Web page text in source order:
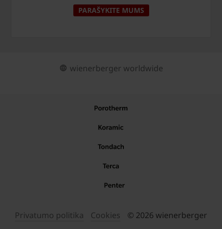
PARAŠYKITE MUMS
wienerberger worldwide
Privatumo politika Cookies © 2026 wienerberger